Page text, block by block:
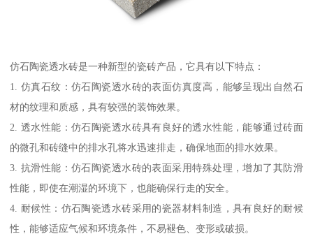
仿石陶瓷透水砖是一种新型的瓷砖产品，它具有以下特点：
1. 仿真石纹：仿石陶瓷透水砖的表面仿真度高，能够呈现出自然石
材的纹理和质感，具有较强的装饰效果。
2. 透水性能：仿石陶瓷透水砖具有良好的透水性能，能够通过砖面
的微孔和砖缝中的排水孔将水迅速排走，确保地面的排水效果。
3. 抗滑性能：仿石陶瓷透水砖的表面采用特殊处理，增加了其防滑
性能，即使在潮湿的环境下，也能确保行走的安全。
4. 耐候性：仿石陶瓷透水砖采用的瓷器材料制造，具有良好的耐候
性，能够适应气候和环境条件，不易褪色、变形或破损。